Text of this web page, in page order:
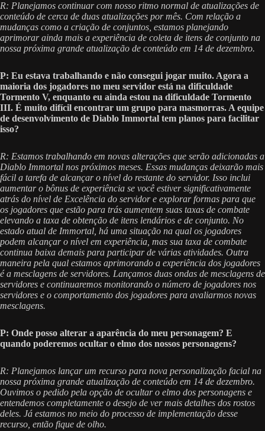
R: Planejamos continuar com nosso ritmo normal de atualizações de
conteúdo de cerca de duas atualizações por mês. Com relação a
mudanças como a criação de conjuntos, estamos planejando
aprimorar ainda mais a experiência de coleta de itens de conjunto na
nossa próxima grande atualização de conteúdo em 14 de dezembro.
P: Eu estava trabalhando e não consegui jogar muito. Agora a
maioria dos jogadores no meu servidor está na dificuldade
Tormento V, enquanto eu ainda estou na dificuldade Tormento
III. É muito difícil encontrar um grupo para masmorras. A equipe
de desenvolvimento de Diablo Immortal tem planos para facilitar
isso?
R: Estamos trabalhando em novas alterações que serão adicionadas a
Diablo Immortal nos próximos meses. Essas mudanças deixarão mais
fácil a tarefa de alcançar o nível do restante do servidor. Isso inclui
aumentar o bônus de experiência se você estiver significativamente
atrás do nível de Excelência do servidor e explorar formas para que
os jogadores que estão para trás aumentem suas taxas de combate
elevando a taxa de obtenção de itens lendários e de conjunto. No
estado atual de Immortal, há uma situação na qual os jogadores
podem alcançar o nível em experiência, mas sua taxa de combate
continua baixa demais para participar de várias atividades. Outra
maneira pela qual estamos aprimorando a experiência dos jogadores
é a mesclagens de servidores. Lançamos duas ondas de mesclagens de
servidores e continuaremos monitorando o número de jogadores nos
servidores e o comportamento dos jogadores para avaliarmos novas
mesclagens.
P: Onde posso alterar a aparência do meu personagem? E
quando poderemos ocultar o elmo dos nossos personagens?
R: Planejamos lançar um recurso para nova personalização facial na
nossa próxima grande atualização de conteúdo em 14 de dezembro.
Ouvimos o pedido pela opção de ocultar o elmo dos personagens e
entendemos completamente o desejo de ver mais detalhes dos rostos
deles. Já estamos no meio do processo de implementação desse
recurso, então fique de olho.